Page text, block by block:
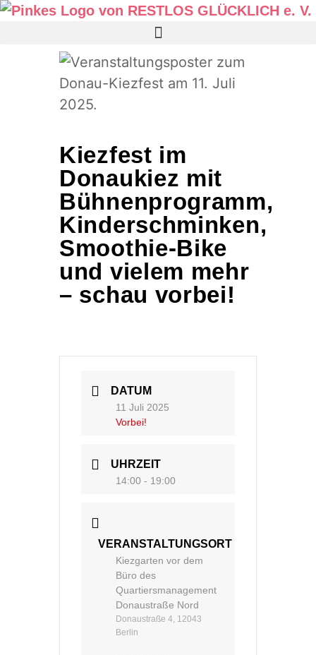
Kiezfest im
Donaukiez mit
Bühnenprogramm,
Kinderschminken,
Smoothie-Bike
und vielem mehr
– schau vorbei!
DATUM
11 Juli 2025
Vorbei!
UHRZEIT
14:00 - 19:00
VERANSTALTUNGSORT
Kiezgarten vor dem
Büro des
Quartiersmanagement
Donaustraße Nord
Donaustraße 4, 12043
Berlin